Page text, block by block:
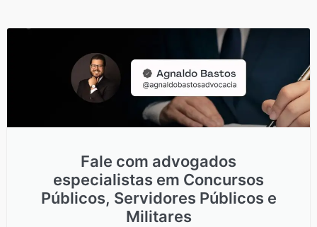
Fale com advogados
especialistas em Concursos
Públicos, Servidores Públicos e
Militares